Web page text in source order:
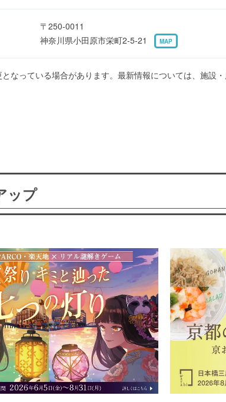
〒250-0011
神奈川県小田原市栄町2-5-21
MAP
なっている場合があります。最新情報については、施設
ップ